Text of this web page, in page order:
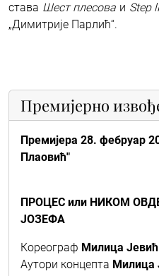
ста­ва Шест пле­со­ва и Step
„Ди­ми­три­је Пар­лић“.
Премијерно
Премијера 28. фебруар
Плаовић"
ПРОЦЕС или НИКОМ
ЈОЗЕФА
Кореограф Милица
Аутори концепта Милица